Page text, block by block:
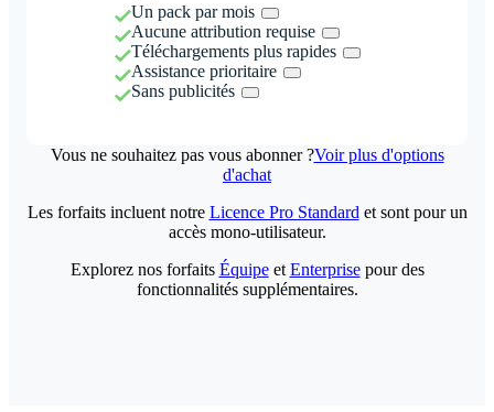
Un pack par mois
Aucune attribution requise
Téléchargements plus rapides
Assistance prioritaire
Sans publicités
Vous ne souhaitez pas vous abonner ?Voir plus d'options
d'achat
Les forfaits incluent notre Licence Pro Standard et sont pour un
accès mono-utilisateur.
Explorez nos forfaits Équipeet Enterprisepour des
fonctionnalités supplémentaires.